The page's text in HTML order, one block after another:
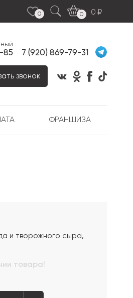
0 0
0
85 7 (920) 869-79-31
звонок
ФРАНШИЗА
и творожного сыра,
товара!